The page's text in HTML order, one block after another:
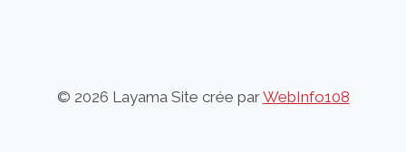
© 2026 Layama Site crée parWebInfo108